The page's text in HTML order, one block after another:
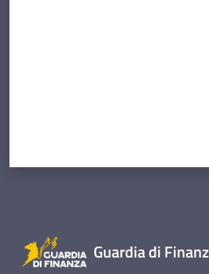
Contatti
Seguici
su
Guardia di